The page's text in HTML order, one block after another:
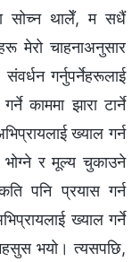
सोच्न थालेँ, म सधैं
मेरो चाहनाअनुसार
गर्नुपर्नेहरूलाई
काममा झारा टार्ने
ख्याल गर्न
र मूल्य चुकाउने
पनि प्रयास गर्न
ख्याल गर्ने
भयो। त्यसपछि,